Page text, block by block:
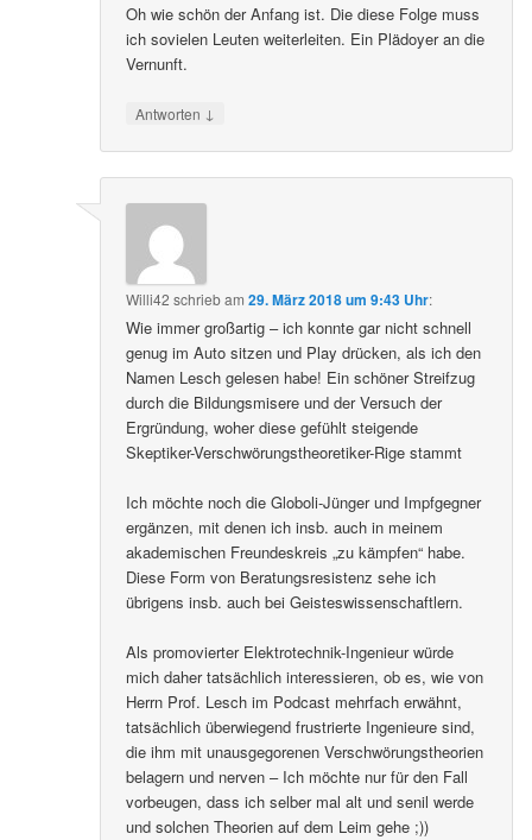
Oh wie schön der Anfang ist. Die diese Folge muss
ich sovielen Leuten weiterleiten. Ein Plädoyer an die
Vernunft.
Antworten ↓
Willi42 schriebam29. März 2018 um 9:43 Uhr:
Wie immer großartig – ich konnte gar nicht schnell
genug im Auto sitzen und Play drücken, als ich den
Namen Lesch gelesen habe! Ein schöner Streifzug
durch die Bildungsmisere und der Versuch der
Ergründung, woher diese gefühlt steigende
Skeptiker-Verschwörungstheoretiker-Rige stammt
Ich möchte noch die Globoli-Jünger und Impfgegner
ergänzen, mit denen ich insb. auch in meinem
akademischen Freundeskreis „zu kämpfen“ habe.
Diese Form von Beratungsresistenz sehe ich
übrigens insb. auch bei Geisteswissenschaftlern.
Als promovierter Elektrotechnik-Ingenieur würde
mich daher tatsächlich interessieren, ob es, wie von
Herrn Prof. Lesch im Podcast mehrfach erwähnt,
tatsächlich überwiegend frustrierte Ingenieure sind,
die ihm mit unausgegorenen Verschwörungstheorien
belagern und nerven – Ich möchte nur für den Fall
vorbeugen, dass ich selber mal alt und senil werde
und solchen Theorien auf dem Leim gehe ;))